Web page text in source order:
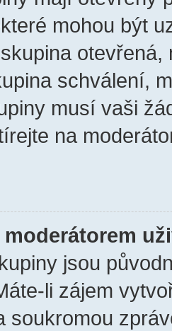
mohou být
schválení,
musí vaši
na
jsou
li zájem
soukromou